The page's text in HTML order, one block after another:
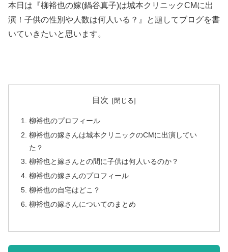
本日は『柳裕也の嫁(鍋谷真子)は城本クリニックCMに出
演！子供の性別や人数は何人いる？』と題してブログを書
いていきたいと思います。
目次
柳裕也のプロフィール
柳裕也の嫁さんは城本クリニックのCMに出演してい
た？
柳裕也と嫁さんとの間に子供は何人いるのか？
柳裕也の嫁さんのプロフィール
柳裕也の自宅はどこ？
柳裕也の嫁さんについてのまとめ